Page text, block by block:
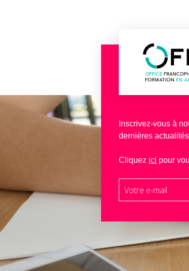
Inscrivez-vous à
dernières
Cliquez ici pour